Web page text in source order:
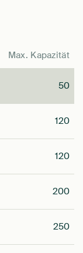
Max. Kapazität
50
120
120
200
250